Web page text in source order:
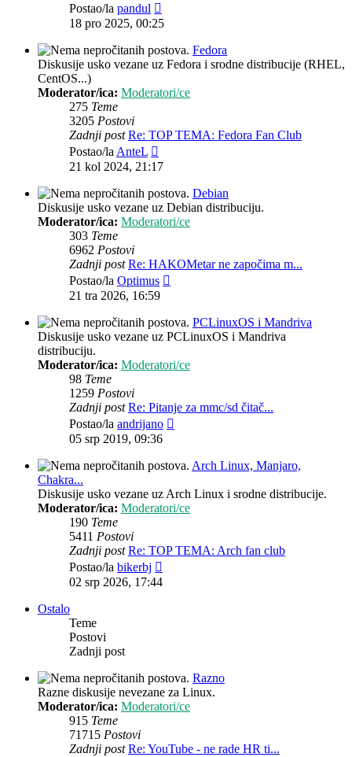
Postao/la pandul
post
18 pro 2025, 00:25
Fedora
Diskusije usko vezane uz Fedora i srodne distribucije (RHEL,
CentOS...)
Moderator/ica: Moderatori/ce
275 Teme
3205 Postovi
Zadnji post Re: TOP TEMA: Fedora Fan Club
Postao/laAnteL
post
21 kol 2024, 21:17
Debian
Diskusije usko vezane uz Debian distribuciju.
Moderator/ica: Moderatori/ce
303 Teme
6962 Postovi
Zadnji post Re: HAKOMetar ne započima m...
Postao/la Optimus
21 tra 2026, 16:59
PCLinuxOS i Mandriva
Diskusije usko vezane uz PCLinuxOS i Mandriva
distribuciju.
Moderator/ica: Moderatori/ce
98 Teme
1259 Postovi
Zadnji post Re: Pitanje za mmc/sd čitač...
Postao/la andrijano
05 srp 2019, 09:36
Arch Linux, Manjaro,
Chakra...
Diskusije usko vezane uz Arch Linux i srodne distribucije.
Moderator/ica: Moderatori/ce
190 Teme
5411 Postovi
Zadnji post Re: TOP TEMA: Arch fan club
Postao/la bikerbj
02 srp 2026, 17:44
Ostalo
Teme
Postovi
Zadnji post
Razno
Razne diskusije nevezane za Linux.
Moderator/ica: Moderatori/ce
915 Teme
71715 Postovi
Zadnji post Re: YouTube - ne rade HR ti...